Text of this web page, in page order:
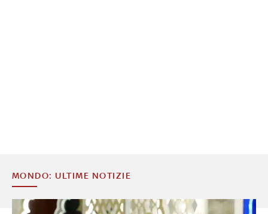
MONDO: ULTIME NOTIZIE